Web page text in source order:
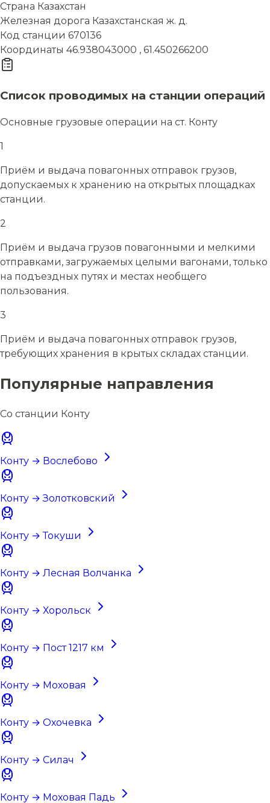
Страна Казахстан
Железная дорога Казахстанская ж. д.
Код станции 670136
Координаты 46.938043000 , 61.450266200
Список проводимых на станции операций
Основные грузовые операции на ст. Конту
1
Приём и выдача повагонных отправок грузов,
допускаемых к хранению на открытых площадках
станции.
2
Приём и выдача грузов повагонными и мелкими
отправками, загружаемых целыми вагонами, только
на подъездных путях и местах необщего
пользования.
3
Приём и выдача повагонных отправок грузов,
требующих хранения в крытых складах станции.
Популярные направления
Со станции Конту
Конту → Вослебово
Конту → Золотковский
Конту → Токуши
Конту → Лесная Волчанка
Конту → Хорольск
Конту → Пост 1217 км
Конту → Моховая
Конту → Охочевка
Конту → Силач
Конту → Моховая Падь